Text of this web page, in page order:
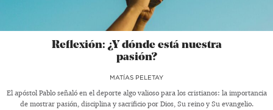
Reflexión: ¿Y dónde está nuestra
pasión?
MATÍAS PELETAY
El apóstol Pablo señaló en el deporte algo valioso para los cristianos: la importancia
de mostrar pasión, disciplina y sacrificio por Dios, Su reino y Su evangelio.